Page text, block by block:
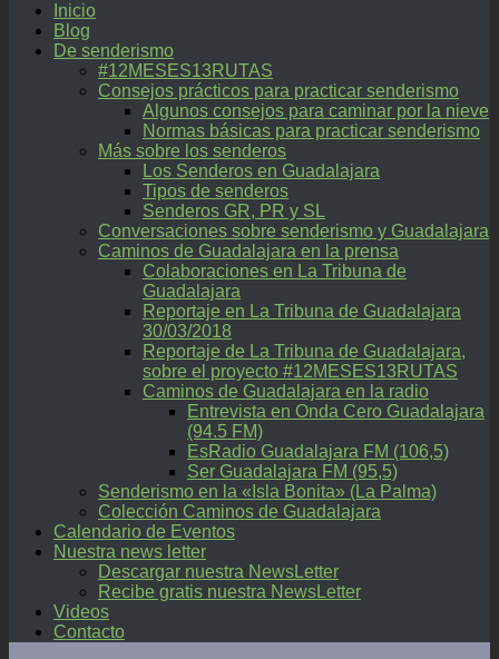
Inicio
Blog
De senderismo
#12MESES13RUTAS
Consejos prácticos para practicar senderismo
Algunos consejos para caminar por la nieve
Normas básicas para practicar senderismo
Más sobre los senderos
Los Senderos en Guadalajara
Tipos de senderos
Senderos GR, PR y SL
Conversaciones sobre senderismo y Guadalajara
Caminos de Guadalajara en la prensa
Colaboraciones en La Tribuna de
Guadalajara
Reportaje en La Tribuna de Guadalajara
30/03/2018
Reportaje de La Tribuna de Guadalajara,
sobre el proyecto #12MESES13RUTAS
Caminos de Guadalajara en la radio
Entrevista en Onda Cero Guadalajara
(94.5 FM)
EsRadio Guadalajara FM (106,5)
Ser Guadalajara FM (95,5)
Senderismo en la «Isla Bonita» (La Palma)
Colección Caminos de Guadalajara
Calendario de Eventos
Nuestra news letter
Descargar nuestra NewsLetter
Recibe gratis nuestra NewsLetter
Videos
Contacto